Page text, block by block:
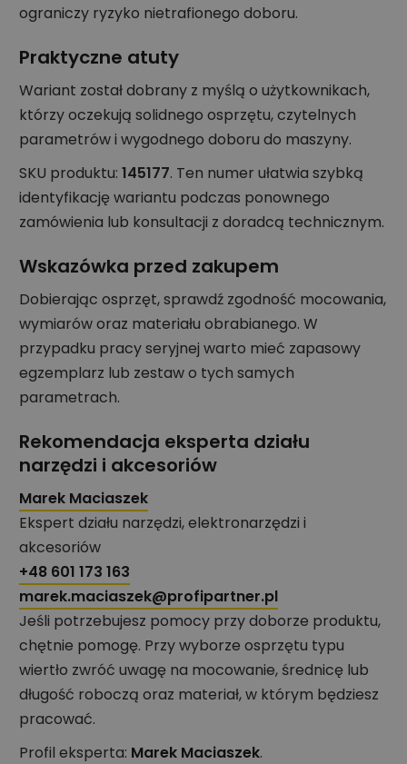
ograniczy ryzyko nietrafionego doboru.
Praktyczne atuty
Wariant został dobrany z myślą o użytkownikach,
którzy oczekują solidnego osprzętu, czytelnych
parametrów i wygodnego doboru do maszyny.
SKU produktu: 145177. Ten numer ułatwia szybką
identyfikację wariantu podczas ponownego
zamówienia lub konsultacji z doradcą technicznym.
Wskazówka przed zakupem
Dobierając osprzęt, sprawdź zgodność mocowania,
wymiarów oraz materiału obrabianego. W
przypadku pracy seryjnej warto mieć zapasowy
egzemplarz lub zestaw o tych samych
parametrach.
Rekomendacja eksperta działu
narzędzi i akcesoriów
Marek Maciaszek
Ekspert działu narzędzi, elektronarzędzi i
akcesoriów
+48 601 173 163
marek.maciaszek@profipartner.pl
Jeśli potrzebujesz pomocy przy doborze produktu,
chętnie pomogę. Przy wyborze osprzętu typu
wiertło zwróć uwagę na mocowanie, średnicę lub
długość roboczą oraz materiał, w którym będziesz
pracować.
Profil eksperta: Marek Maciaszek.